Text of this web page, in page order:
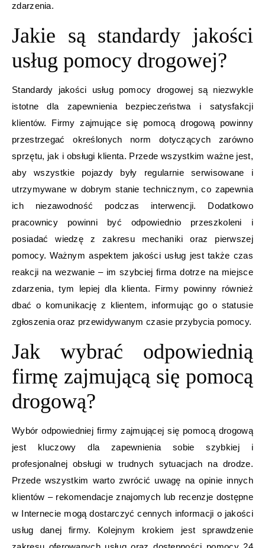
zdarzenia.
Jakie są standardy jakości
usług pomocy drogowej?
Standardy jakości usług pomocy drogowej są niezwykle
istotne dla zapewnienia bezpieczeństwa i satysfakcji
klientów. Firmy zajmujące się pomocą drogową powinny
przestrzegać określonych norm dotyczących zarówno
sprzętu, jak i obsługi klienta. Przede wszystkim ważne jest,
aby wszystkie pojazdy były regularnie serwisowane i
utrzymywane w dobrym stanie technicznym, co zapewnia
ich niezawodność podczas interwencji. Dodatkowo
pracownicy powinni być odpowiednio przeszkoleni i
posiadać wiedzę z zakresu mechaniki oraz pierwszej
pomocy. Ważnym aspektem jakości usług jest także czas
reakcji na wezwanie – im szybciej firma dotrze na miejsce
zdarzenia, tym lepiej dla klienta. Firmy powinny również
dbać o komunikację z klientem, informując go o statusie
zgłoszenia oraz przewidywanym czasie przybycia pomocy.
Jak wybrać odpowiednią
firmę zajmującą się pomocą
drogową?
Wybór odpowiedniej firmy zajmującej się pomocą drogową
jest kluczowy dla zapewnienia sobie szybkiej i
profesjonalnej obsługi w trudnych sytuacjach na drodze.
Przede wszystkim warto zwrócić uwagę na opinie innych
klientów – rekomendacje znajomych lub recenzje dostępne
w Internecie mogą dostarczyć cennych informacji o jakości
usług danej firmy. Kolejnym krokiem jest sprawdzenie